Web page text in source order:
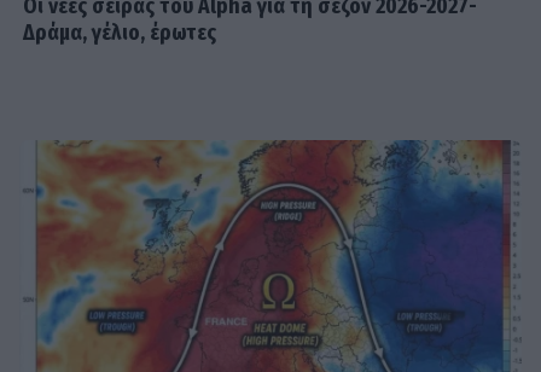
Οι νέες σειράς του Alpha για τη σεζόν 2026-2027-
Δράμα, γέλιο, έρωτες